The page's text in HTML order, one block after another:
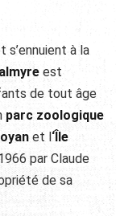
s’ennuient à la
est
de tout âge
parc zoologique
et l‘Île
par Claude
de sa